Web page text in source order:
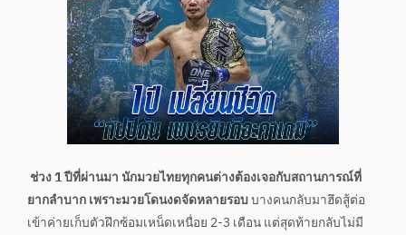
ช่วง 1 ปีที่ผ่านมา นักมวยไทยทุกคนต่างต้องเจอกับสถานการณ์ที่
ยากลำบาก เพราะมวยโดนงดจัดหลายรอบบางคนกลับมาฮึดสู้ต่อ
เข้าค่ายเก็บตัวฝึกซ้อมเหน็ดเหนื่อย 2-3 เดือน แต่สุดท้ายกลับไม่มี